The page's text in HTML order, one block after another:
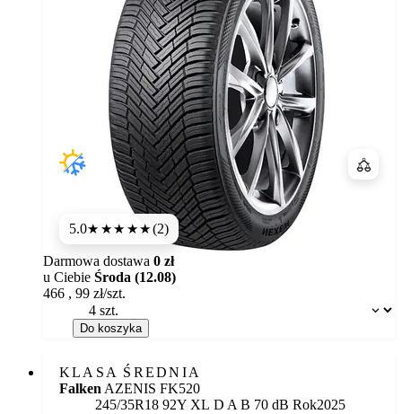
5.0★★★★★(2)
Dostępność:
Darmowa dostawa 0 zł
u Ciebie Środa (12.08)
466 , 99 zł/szt.
Do koszyka
KLASA ŚREDNIA
Falken AZENIS FK520
245/35R18 92Y XL Etykieta:
D A B 70 dB Rok2025